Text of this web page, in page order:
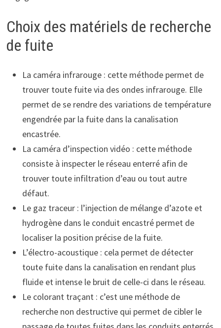
Choix des matériels de recherche
de fuite
La caméra infrarouge : cette méthode permet de
trouver toute fuite via des ondes infrarouge. Elle
permet de se rendre des variations de température
engendrée par la fuite dans la canalisation
encastrée.
La caméra d’inspection vidéo : cette méthode
consiste à inspecter le réseau enterré afin de
trouver toute infiltration d’eau ou tout autre
défaut.
Le gaz traceur : l’injection de mélange d’azote et
hydrogène dans le conduit encastré permet de
localiser la position précise de la fuite.
L’électro-acoustique : cela permet de détecter
toute fuite dans la canalisation en rendant plus
fluide et intense le bruit de celle-ci dans le réseau.
Le colorant traçant : c’est une méthode de
recherche non destructive qui permet de cibler le